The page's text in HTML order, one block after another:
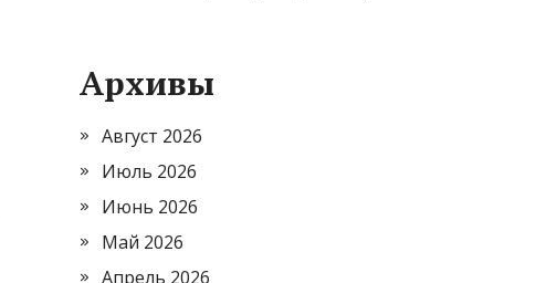
Архивы
Август 2026
Июль 2026
Июнь 2026
Май 2026
Апрель 2026